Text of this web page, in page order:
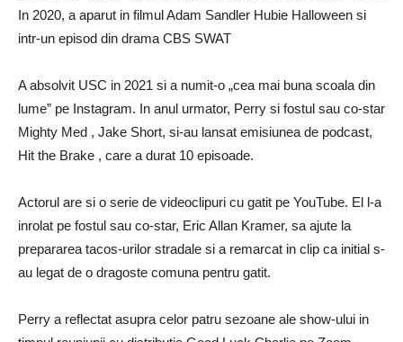
In 2020, a aparut in filmul Adam Sandler Hubie Halloween si
intr-un episod din drama CBS SWAT
A absolvit USC in 2021 si a numit-o „cea mai buna scoala din
lume” pe Instagram. In anul urmator, Perry si fostul sau co-star
Mighty Med , Jake Short, si-au lansat emisiunea de podcast,
Hit the Brake , care a durat 10 episoade.
Actorul are si o serie de videoclipuri cu gatit pe YouTube. El l-a
inrolat pe fostul sau co-star, Eric Allan Kramer, sa ajute la
prepararea tacos-urilor stradale si a remarcat in clip ca initial s-
au legat de o dragoste comuna pentru gatit.
Perry a reflectat asupra celor patru sezoane ale show-ului in